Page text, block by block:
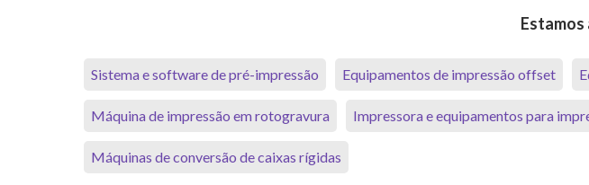
Sistema e software de pré-impressão Equipamentos de impressão offset
Máquina de impressão em rotogravura Impressora e equipamentos para
Máquinas de conversão de caixas rígidas